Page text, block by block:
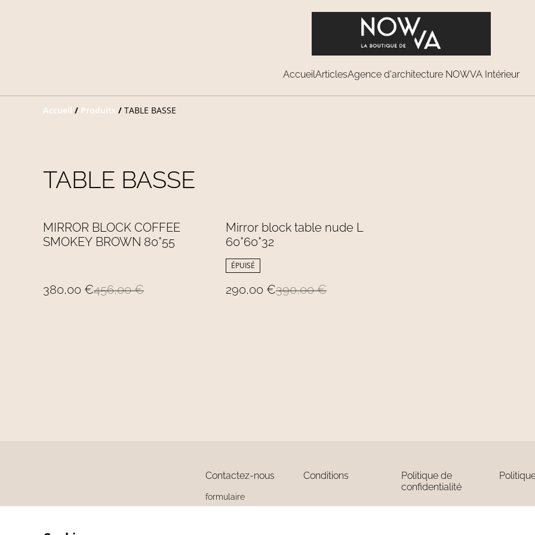
AccueilArticlesAgence d'architecture NOWVA Intérieur
Accueil / Produits / TABLE BASSE
TABLE BASSE
%
MIRROR BLOCK COFFEE
SMOKEY BROWN 80*55
380,00 €456,00 €
%
Mirror block table nude L
60*60*32
ÉPUISÉ
290,00 €390,00 €
Contactez-nous
formulaire
Conditions
Politique de
confidentialité